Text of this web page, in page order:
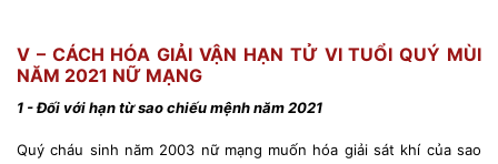
V – CÁCH HÓA GIẢI VẬN HẠN TỬ VI TUỔI QUÝ MÙI
NĂM 2021 NỮ MẠNG
1 - Đối với hạn từ sao chiếu mệnh năm 2021
Quý cháu sinh năm 2003 nữ mạng muốn hóa giải sát khí của sao